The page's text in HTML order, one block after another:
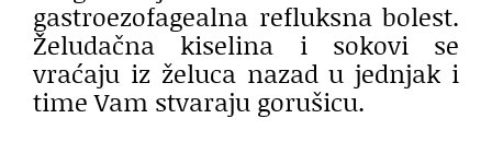
gastroezofagealna refluksna bolest.
Želudačna kiselina i sokovi se
vraćaju iz želuca nazad u jednjak i
time Vam stvaraju gorušicu.